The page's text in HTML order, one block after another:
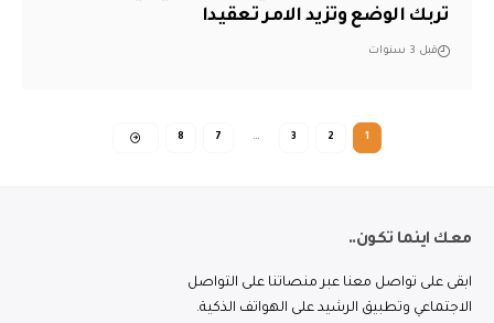
تربك الوضع وتزيد الامر تعقيدا
قبل 3 سنوات
1
2
3
…
7
8
معك اينما تكون..
ابقى على تواصل معنا عبر منصاتنا على التواصل
الاجتماعي وتطبيق الرشيد على الهواتف الذكية.